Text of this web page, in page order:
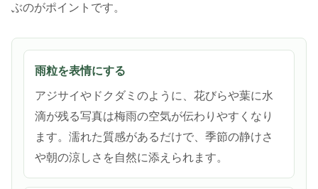
ぶのがポイントです。
雨粒を表情にする
アジサイやドクダミのように、花びらや葉に水
滴が残る写真は梅雨の空気が伝わりやすくなり
ます。濡れた質感があるだけで、季節の静けさ
や朝の涼しさを自然に添えられます。